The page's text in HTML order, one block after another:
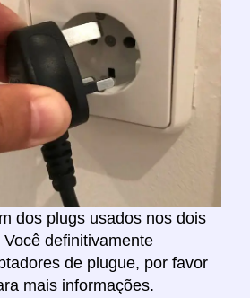
dos plugs usados nos dois
definitivamente
de plugue, por favor
mais informações.